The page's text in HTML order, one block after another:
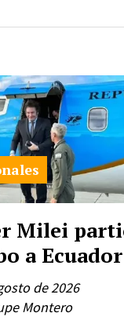
Milei
a Ecuador
Montero
de 2026